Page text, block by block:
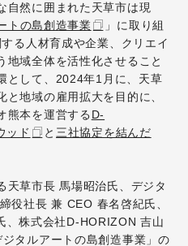
自然に囲まれた天草市は現
トの島創造事業
」に取り組
る人材育成や企業、クリエイ
地域全体を活性化させること
として、2024年1月に、天草
地域の雇用拡大を目的に、
熊本を運営する D-
ッド と 三社協定を結んだ
天草市長 馬場昭治氏、デジタ
役社長 兼 CEO 春名啓紀氏、
、株式会社D-HORIZON 吉山
タルアートの島創造事業」の